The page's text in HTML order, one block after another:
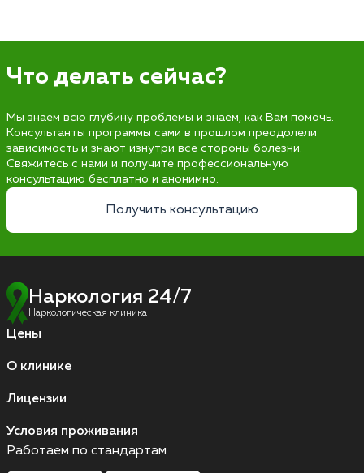
Что делать сейчас?
Мы знаем всю глубину проблемы и знаем, как Вам помочь.
Консультанты программы сами в прошлом преодолели
зависимость и знают изнутри все стороны болезни.
Свяжитесь с нами и получите профессиональную
консультацию бесплатно и анонимно.
Получить консультацию
Наркология 24/7
Наркологическая клиника
Цены
О клинике
Лицензии
Условия проживания
Работаем по стандартам